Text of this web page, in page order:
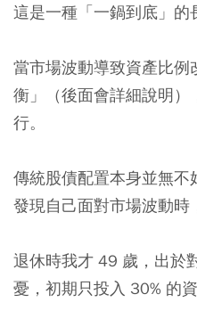
這是一種「一鍋到底」的
當市場波動導致資產比
衡」（後面會詳細說明
行。
傳統股債配置本身並無
發現自己面對市場波動時
退休時我才 49 歲，出於
憂，初期只投入 30% 的